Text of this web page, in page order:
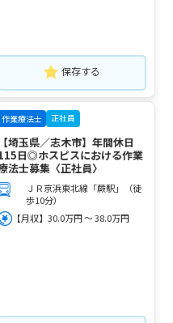
保存する
作業療法士 正社員
【埼玉県／志木市】年間休日
日◎ホスピスにおける作業
法士募集〈正社員〉
ＪＲ京浜東北線「蕨駅」（徒
歩10分）
【月収】30.0万円 ～ 38.0万円